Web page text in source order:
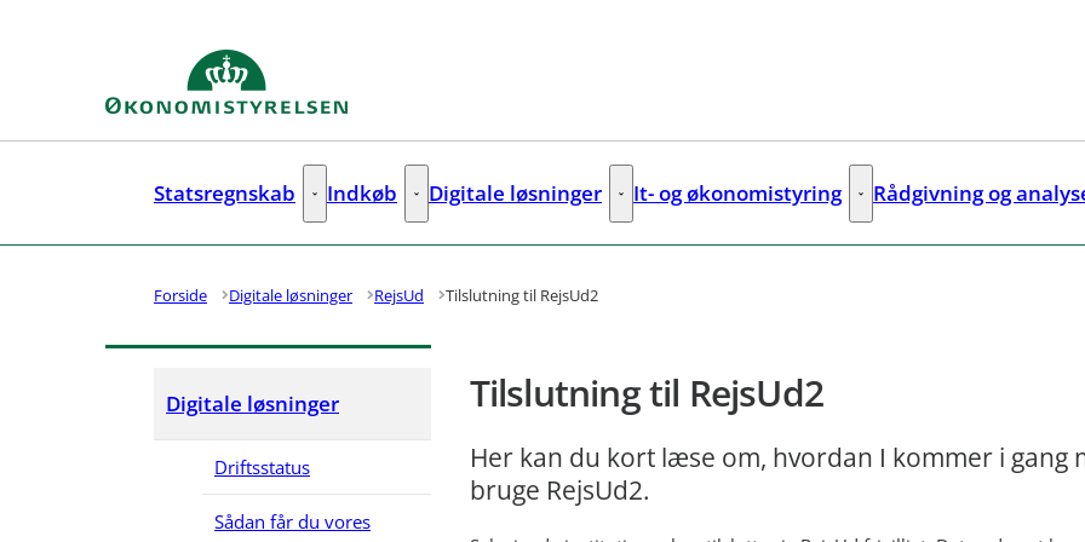
Statsregnskab Statsregnskab - Flere links
Indkøb Indkøb - Flere links
Digitale løsninger Digitale løsninger - Flere links
It- og økonomistyring It- og økonomistyring - Flere
Rådgivning og
Forside Digitale løsninger RejsUd Tilslutning til RejsUd2
Digitale løsninger
Driftsstatus
Sådan får du vores
Tilslutning til RejsUd2
Her kan du kort læse om, hvordan I kommer i gang
bruge RejsUd2.